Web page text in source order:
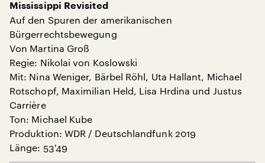
Mississippi Revisited
Auf den Spuren der amerikanischen
Bürgerrechtsbewegung
Von Martina Groß
Regie: Nikolai von Koslowski
Mit: Nina Weniger, Bärbel Röhl, Uta Hallant, Michael
Rotschopf, Maximilian Held, Lisa Hrdina und Justus
Carrière
Ton: Michael Kube
Produktion: WDR / Deutschlandfunk 2019
Länge: 53'49